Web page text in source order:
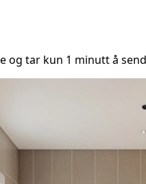
og tar kun 1 minutt å